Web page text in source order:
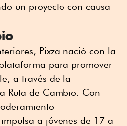
un proyecto con causa
Pixza nació con la
para promover
a través de la
Ruta de Cambio. Con
a jóvenes de 17 a